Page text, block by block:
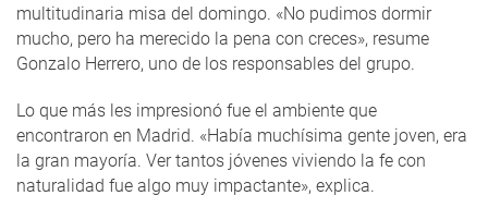
multitudinaria misa del domingo. «No pudimos dormir
mucho, pero ha merecido la pena con creces», resume
Gonzalo Herrero, uno de los responsables del grupo.
Lo que más les impresionó fue el ambiente que
encontraron en Madrid. «Había muchísima gente joven, era
la gran mayoría. Ver tantos jóvenes viviendo la fe con
naturalidad fue algo muy impactante», explica.